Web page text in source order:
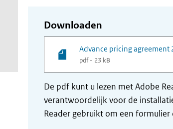
Downloaden
Advance pricing
pdf - 23 kB
De pdf kunt u lezen met Adobe
verantwoordelijk voor de
Reader gebruikt om een